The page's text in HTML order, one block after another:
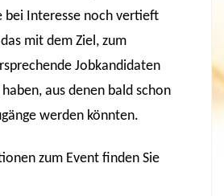
bei Interesse noch vertieft
mit dem Ziel, zum
Jobkandidaten
aus denen bald schon
werden könnten.
zum Event finden Sie